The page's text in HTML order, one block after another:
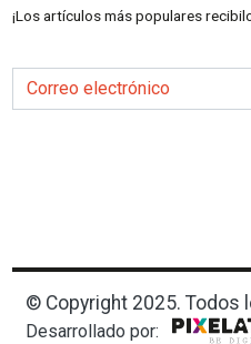
¡Los artículos más populares
Correo electrónico
© Copyright 2025. Todos
Desarrollado por: